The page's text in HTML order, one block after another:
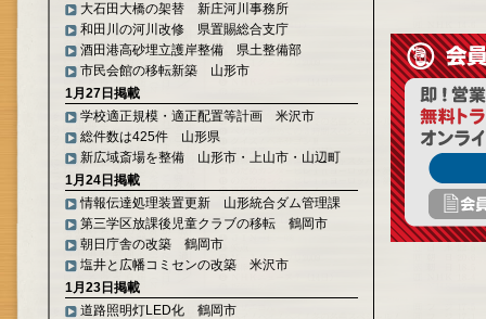
大石田大橋の架替 新庄河川事務所
和田川の河川改修 県置賜総合支庁
酒田港高砂埋立護岸整備 県土整備部
市民会館の移転新築 山形市
1月27日掲載
学校適正規模・適正配置等計画 米沢市
総件数は425件 山形県
新広域斎場を整備 山形市・上山市・山辺町
1月24日掲載
情報伝達処理装置更新 山形統合ダム管理課
第三学区放課後児童クラブの移転 鶴岡市
朝日庁舎の改築 鶴岡市
塩井と広幡コミセンの改築 米沢市
1月23日掲載
道路照明灯LED化 鶴岡市